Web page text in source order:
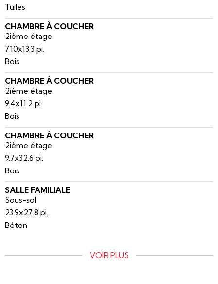
Tuiles
CHAMBRE À COUCHER
2ième étage
7.10x13.3 pi.
Bois
CHAMBRE À COUCHER
2ième étage
9.4x11.2 pi.
Bois
CHAMBRE À COUCHER
2ième étage
9.7x32.6 pi.
Bois
SALLE FAMILIALE
Sous-sol
23.9x27.8 pi.
Béton
VOIR PLUS